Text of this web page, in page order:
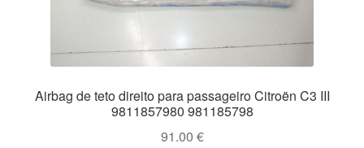
Airbag de teto direito para passageiro Citroën C3 III
9811857980 981185798
91.00 €